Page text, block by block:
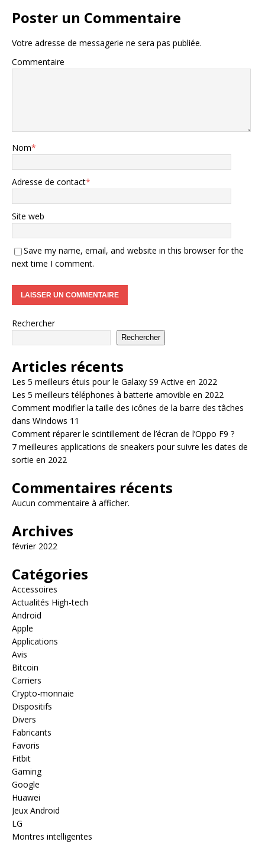
Poster un Commentaire
Votre adresse de messagerie ne sera pas publiée.
Commentaire
Nom*
Adresse de contact*
Site web
Save my name, email, and website in this browser for the
next time I comment.
Rechercher
Rechercher
Articles récents
Les 5 meilleurs étuis pour le Galaxy S9 Active en 2022
Les 5 meilleurs téléphones à batterie amovible en 2022
Comment modifier la taille des icônes de la barre des tâches
dans Windows 11
Comment réparer le scintillement de l’écran de l’Oppo F9 ?
7 meilleures applications de sneakers pour suivre les dates de
sortie en 2022
Commentaires récents
Aucun commentaire à afficher.
Archives
février 2022
Catégories
Accessoires
Actualités High-tech
Android
Apple
Applications
Avis
Bitcoin
Carriers
Crypto-monnaie
Dispositifs
Divers
Fabricants
Favoris
Fitbit
Gaming
Google
Huawei
Jeux Android
LG
Montres intelligentes